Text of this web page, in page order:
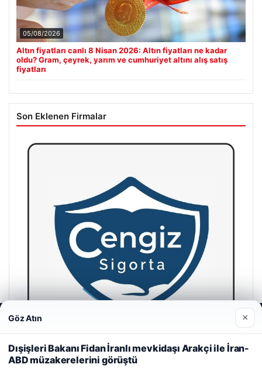
05/08/2026
Altın fiyatları canlı 8 Nisan 2026: Altın fiyatları ne kadar
oldu? Gram, çeyrek, yarım ve cumhuriyet altını alış satış
fiyatları
Son Eklenen Firmalar
Web sitemizi nasıl kullandığınızı daha iyi anlayabilmek,
deneyiminizi kişiselleştirmek ve geliştirmek amacıyla çerezler
kullanıyoruz. Çerez Politikamız
Reddet Kabul Et
Göz Atın ×
Dışişleri Bakanı Fidan İranlı mevkidaşı Arakçi ile İran-
ABD müzakerelerini görüştü